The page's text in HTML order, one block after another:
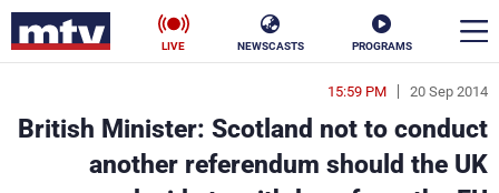
PROGRAMS
NEWSCASTS
LIVE
20 Sep 2014
15:59 PM
British Minister: Scotland not to conduct
another referendum should the UK
en
الأخبار